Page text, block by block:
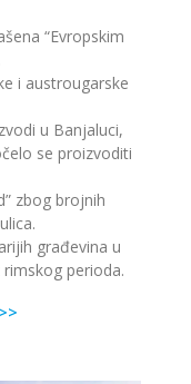
“Evropskim
i austrougarske
u Banjaluci,
se proizvoditi
zbog brojnih
građevina u
perioda.